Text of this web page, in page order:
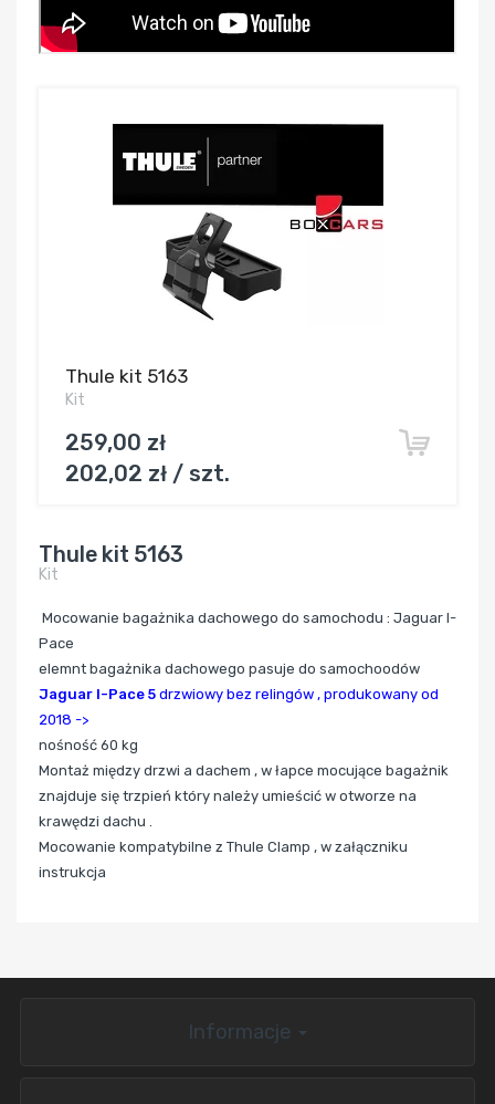
Thule kit 5163
Kit
259,00 zł
202,02 zł / szt.
Thule kit 5163
Kit
Mocowanie bagażnika dachowego do samochodu : Jaguar I-
Pace
elemnt bagażnika dachowego pasuje do samochoodów
Jaguar I-Pace 5 drzwiowy bez relingów , produkowany od
2018 ->
nośność 60 kg
Montaż między drzwi a dachem , w łapce mocujące bagażnik
znajduje się trzpień który należy umieścić w otworze na
krawędzi dachu .
Mocowanie kompatybilne z Thule Clamp , w załączniku
instrukcja
Informacje